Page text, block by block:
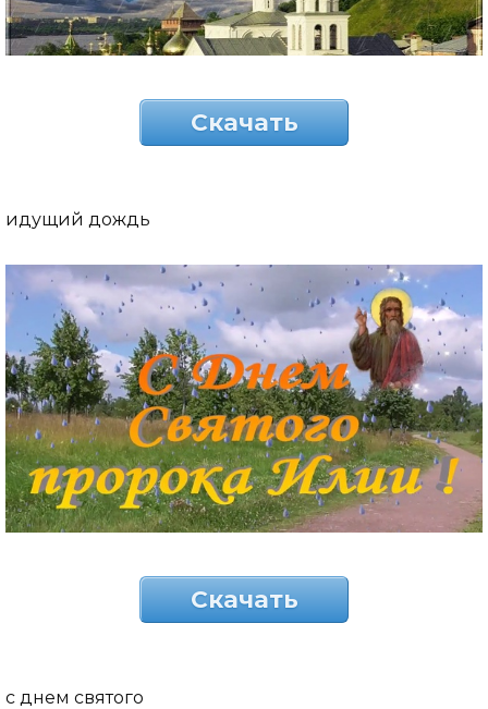
Скачать
идущий дождь
Скачать
с днем святого